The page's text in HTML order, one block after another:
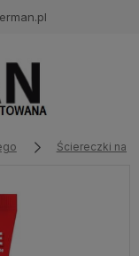
Ściereczki